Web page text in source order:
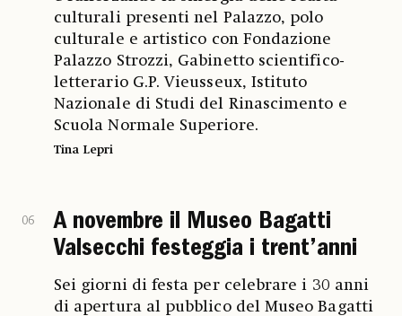
culturali presenti nel Palazzo, polo
culturale e artistico con Fondazione
Palazzo Strozzi, Gabinetto scientifico-
letterario G.P. Vieusseux, Istituto
Nazionale di Studi del Rinascimento e
Scuola Normale Superiore.
Tina Lepri
06
A novembre il Museo Bagatti
Valsecchi festeggia i trent’anni
Sei giorni di festa per celebrare i 30 anni
di apertura al pubblico del Museo Bagatti